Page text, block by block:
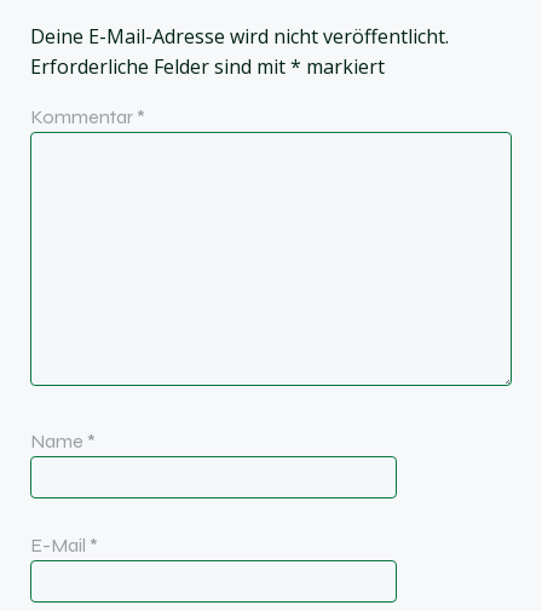
Deine E-Mail-Adresse wird nicht veröffentlicht.
Erforderliche Felder sind mit* markiert
Kommentar *
Name *
E-Mail *